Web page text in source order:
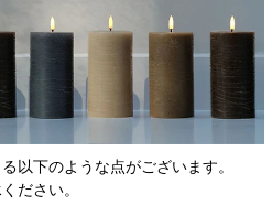
以下のような点がございます。
ださい。